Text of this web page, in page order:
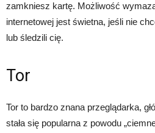
zamkniesz kartę. Możliwość
internetowej jest świetna, jeśli nie
lub śledzili cię.
Tor
Tor to bardzo znana przeglądarka,
stała się popularna z powodu